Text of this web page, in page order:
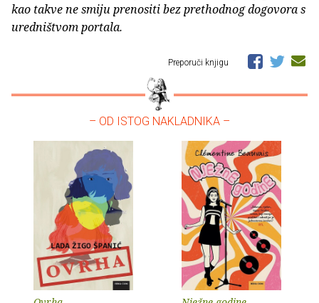
kao takve ne smiju prenositi bez prethodnog dogovora s
uredništvom portala.
Preporuči knjigu
– OD ISTOG NAKLADNIKA –